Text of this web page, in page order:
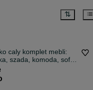
caly komplet mebli:
szada, komoda, sofa,